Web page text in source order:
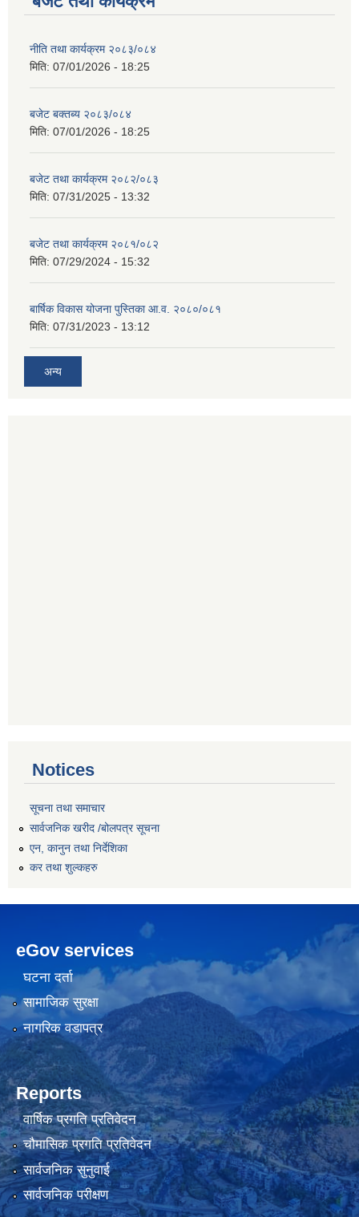
नीति तथा कार्यक्रम २०८३/०८४
मिति: 07/01/2026 - 18:25
बजेट बक्तब्य २०८३/०८४
मिति: 07/01/2026 - 18:25
बजेट तथा कार्यक्रम २०८२/०८३
मिति: 07/31/2025 - 13:32
बजेट तथा कार्यक्रम २०८१/०८२
मिति: 07/29/2024 - 15:32
बार्षिक विकास योजना पुस्तिका आ.व. २०८०/०८१
मिति: 07/31/2023 - 13:12
अन्य
Notices
सूचना तथा समाचार
सार्वजनिक खरीद /बोलपत्र सूचना
एन, कानुन तथा निर्देशिका
कर तथा शुल्कहरु
eGov services
घटना दर्ता
सामाजिक सुरक्षा
नागरिक वडापत्र
Reports
वार्षिक प्रगति प्रतिवेदन
चौमासिक प्रगति प्रतिवेदन
सार्वजनिक सुनुवाई
सार्वजनिक परीक्षण